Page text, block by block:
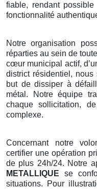
fiable, rendant
fonctionnalité
Notre organisation
réparties au sein de
cœur municipal actif,
district résidentiel,
but de dissiper à
métal. Notre équipe
chaque sollicitation,
complexe.
Concernant notre
certifier une opération
de plus 24h/24. Notre
METALLIQUE se
situations. Pour